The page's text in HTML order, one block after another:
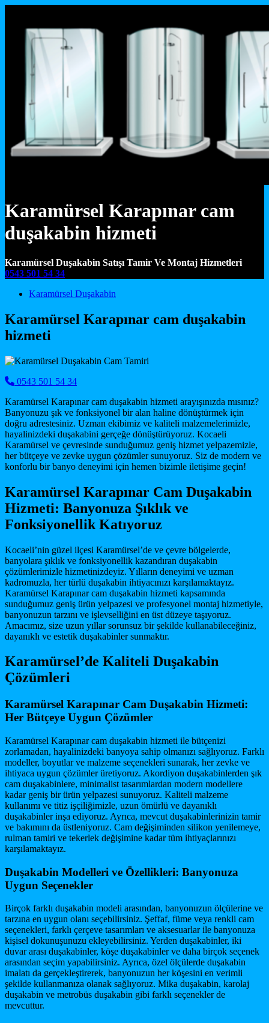
Karamürsel Karapınar cam
duşakabin hizmeti
Karamürsel Duşakabin Satışı Tamir Ve Montaj Hizmetleri
0543 501 54 34
Main Navigation
Karamürsel Duşakabin
Karamürsel Karapınar cam duşakabin
hizmeti
0543 501 54 34
Karamürsel Karapınar cam duşakabin hizmeti arayışınızda mısınız?
Banyonuzu şık ve fonksiyonel bir alan haline dönüştürmek için
doğru adrestesiniz. Uzman ekibimiz ve kaliteli malzemelerimizle,
hayalinizdeki duşakabini gerçeğe dönüştürüyoruz. Kocaeli
Karamürsel ve çevresinde sunduğumuz geniş hizmet yelpazemizle,
her bütçeye ve zevke uygun çözümler sunuyoruz. Siz de modern ve
konforlu bir banyo deneyimi için hemen bizimle iletişime geçin!
Karamürsel Karapınar Cam Duşakabin
Hizmeti: Banyonuza Şıklık ve
Fonksiyonellik Katıyoruz
Kocaeli’nin güzel ilçesi Karamürsel’de ve çevre bölgelerde,
banyolara şıklık ve fonksiyonellik kazandıran duşakabin
çözümlerimizle hizmetinizdeyiz. Yılların deneyimi ve uzman
kadromuzla, her türlü duşakabin ihtiyacınızı karşılamaktayız.
Karamürsel Karapınar cam duşakabin hizmeti kapsamında
sunduğumuz geniş ürün yelpazesi ve profesyonel montaj hizmetiyle,
banyonuzun tarzını ve işlevselliğini en üst düzeye taşıyoruz.
Amacımız, size uzun yıllar sorunsuz bir şekilde kullanabileceğiniz,
dayanıklı ve estetik duşakabinler sunmaktır.
Karamürsel’de Kaliteli Duşakabin
Çözümleri
Karamürsel Karapınar Cam Duşakabin Hizmeti:
Her Bütçeye Uygun Çözümler
Karamürsel Karapınar cam duşakabin hizmeti ile bütçenizi
zorlamadan, hayalinizdeki banyoya sahip olmanızı sağlıyoruz. Farklı
modeller, boyutlar ve malzeme seçenekleri sunarak, her zevke ve
ihtiyaca uygun çözümler üretiyoruz. Akordiyon duşakabinlerden şık
cam duşakabinlere, minimalist tasarımlardan modern modellere
kadar geniş bir ürün yelpazesi sunuyoruz. Kaliteli malzeme
kullanımı ve titiz işçiliğimizle, uzun ömürlü ve dayanıklı
duşakabinler inşa ediyoruz. Ayrıca, mevcut duşakabinlerinizin tamir
ve bakımını da üstleniyoruz. Cam değişiminden silikon yenilemeye,
rulman tamiri ve tekerlek değişimine kadar tüm ihtiyaçlarınızı
karşılamaktayız.
Duşakabin Modelleri ve Özellikleri: Banyonuza
Uygun Seçenekler
Birçok farklı duşakabin modeli arasından, banyonuzun ölçülerine ve
tarzına en uygun olanı seçebilirsiniz. Şeffaf, füme veya renkli cam
seçenekleri, farklı çerçeve tasarımları ve aksesuarlar ile banyonuza
kişisel dokunuşunuzu ekleyebilirsiniz. Yerden duşakabinler, iki
duvar arası duşakabinler, köşe duşakabinler ve daha birçok seçenek
arasından seçim yapabilirsiniz. Ayrıca, özel ölçülerde duşakabin
imalatı da gerçekleştirerek, banyonuzun her köşesini en verimli
şekilde kullanmanıza olanak sağlıyoruz. Mika duşakabin, karolaj
duşakabin ve metrobüs duşakabin gibi farklı seçenekler de
mevcuttur.